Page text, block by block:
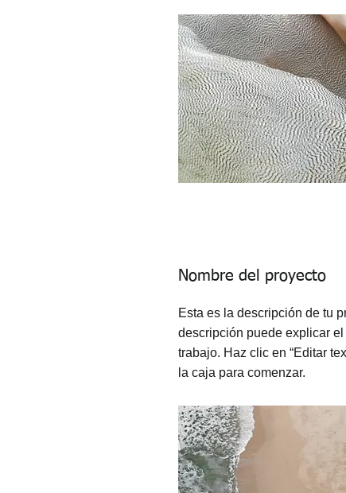
Nombre del proyecto
Esta es la descripción de tu
descripción puede explicar el
trabajo. Haz clic en “Editar
la caja para comenzar.